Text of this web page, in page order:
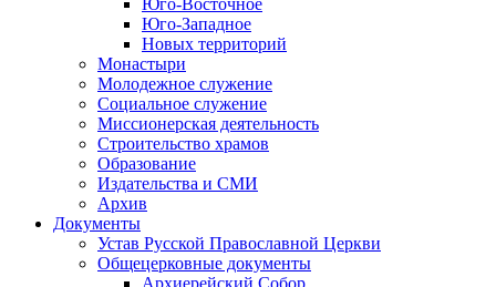
Юго-Восточное
Юго-Западное
Новых территорий
Монастыри
Молодежное служение
Социальное служение
Миссионерская деятельность
Строительство храмов
Образование
Издательства и СМИ
Архив
Документы
Устав Русской Православной Церкви
Общецерковные документы
Архиерейский Собор